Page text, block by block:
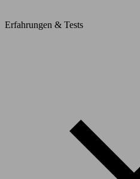
Erfahrungen & Tests